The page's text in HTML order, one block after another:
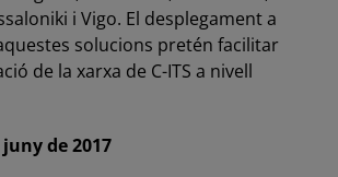
i Vigo. El desplegament a
solucions pretén facilitar
de la xarxa de C-ITS a nivell
de 2017